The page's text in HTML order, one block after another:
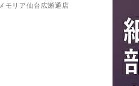
モリア仙台広瀬通店